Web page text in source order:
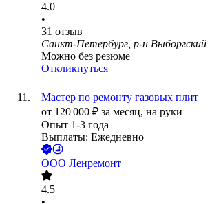
4.0
•
31 отзыв
Санкт-Петербург, р-н Выборгский
Можно без резюме
Откликнуться
Мастер по ремонту газовых плит
от 120 000 ₽ за месяц, на руки
Опыт 1-3 года
Выплаты: Ежедневно
ООО Ленремонт
4.5